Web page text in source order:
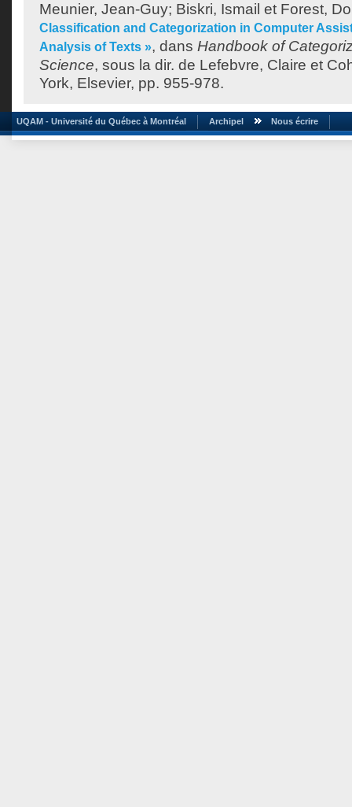
Meunier, Jean-Guy; Biskri, Ismail et Forest,
Classification and Categorization in Computer
Analysis of Texts », dans Handbook of
Science, sous la dir. de Lefebvre, Claire et
York, Elsevier, pp. 955-978.
UQAM - Université du Québec à Montréal Archipel Nous écrire